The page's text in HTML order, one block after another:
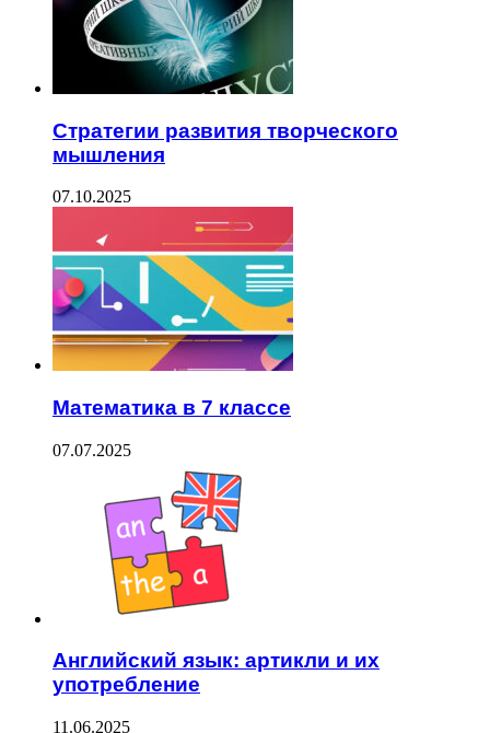
Стратегии развития творческого
мышления
07.10.2025
Математика в 7 классе
07.07.2025
Английский язык: артикли и их
употребление
11.06.2025